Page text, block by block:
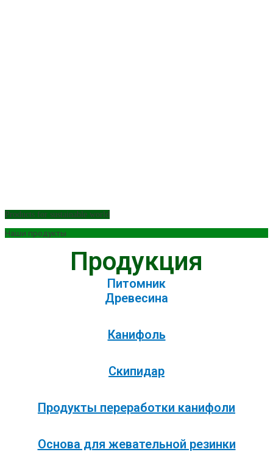
Products for sustainable world
Наши продукты
Продукция
Питомник
Древесина
Канифоль
Скипидар
Продукты переработки канифоли
Основа для жевательной резинки